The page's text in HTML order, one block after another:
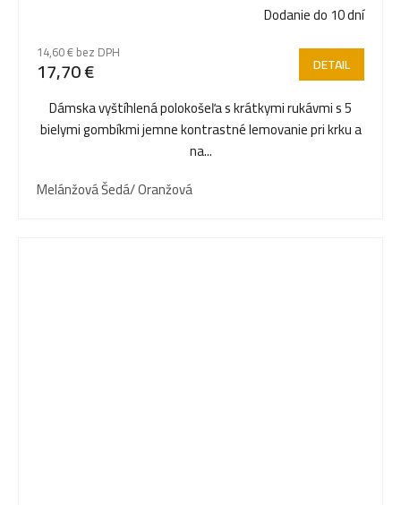
Dodanie do 10 dní
14,60 € bez DPH
17,70 € DETAIL
Dámska vyštíhlená polokošeľa s krátkymi rukávmi s 5
bielymi gombíkmi jemne kontrastné lemovanie pri krku a
na...
Melánžová Šedá/ Oranžová